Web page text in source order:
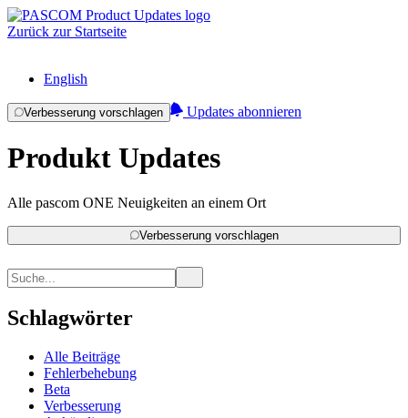
Zurück zur Startseite
English
Verbesserung vorschlagen Updates abonnieren
Produkt Updates
Alle pascom ONE Neuigkeiten an einem Ort
Verbesserung vorschlagen
Schlagwörter
Alle Beiträge
Fehlerbehebung
Beta
Verbesserung